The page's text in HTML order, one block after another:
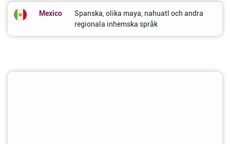
Mexico
Spanska, olika maya, nahuatl och andra
regionala inhemska språk